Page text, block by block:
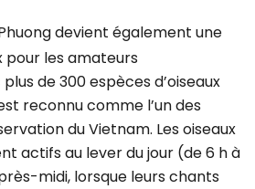
devient également une
pour les amateurs
de 300 espèces d’oiseaux
reconnu comme l’un des
du Vietnam. Les oiseaux
actifs au lever du jour (de 6 h à
midi, lorsque leurs chants